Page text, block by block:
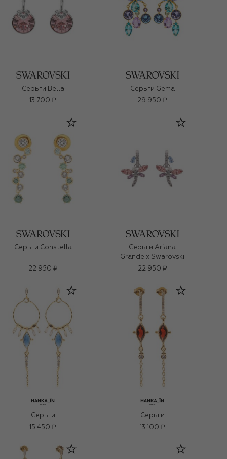
Серьги Bella
13 700 ₽
Серьги Gema
29 950 ₽
Серьги Constella
22 950 ₽
Серьги Ariana
Grande x Swarovski
22 950 ₽
Серьги
15 450 ₽
Серьги
13 100 ₽